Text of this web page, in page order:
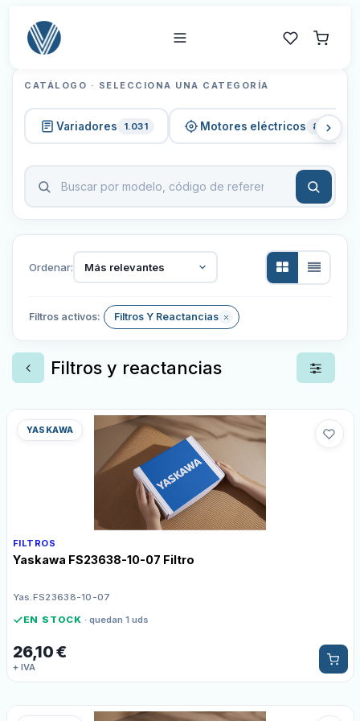
CATÁLOGO · SELECCIONA UNA CATEGORÍA
Variadores 1.031 Motores eléctricos 820
Ordenar: Más relevantes
Filtros activos: Filtros Y Reactancias
Filtros y reactancias
YASKAWA
FILTROS
Yaskawa FS23638-10-07 Filtro
Yas.FS23638-10-07
EN STOCK · quedan 1 uds
26,10€
+ IVA